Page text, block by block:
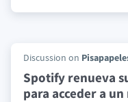
Discussion on
Spotify renueva
para acceder a